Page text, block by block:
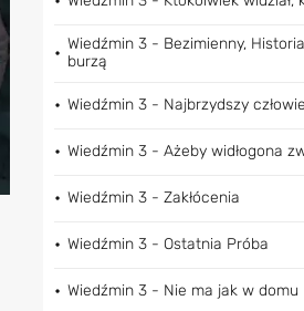
Wiedźmin 3 - Bezimienny,
burzą
Wiedźmin 3 - Najbrzydszy
Wiedźmin 3 - Ażeby widłogona
Wiedźmin 3 - Zakłócenia
Wiedźmin 3 - Ostatnia Próba
Wiedźmin 3 - Nie ma jak w domu